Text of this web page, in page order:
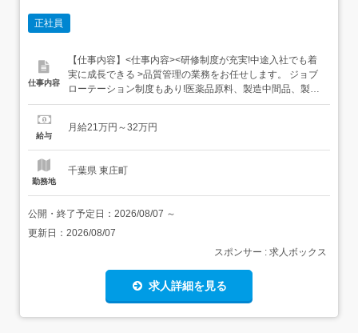
正社員
仕事内容
【仕事内容】<仕事内容><研修制度が充実!中途入社でも着
実に成長できる >品質管理の業務をお任せします。 ジョブ
ローテーション制度もあり!医薬品原料、製造中間品、製剤
などの理化学試験分析機器を使った各種分析業務(液体クロ
守点検Word、Excel、PowerPoint等を使った資料作成・数
給与
月給21万円～32万円
勤務地
千葉県 東庄町
公開・終了予定日： 2026/08/07 ～
更新日： 2026/08/07
スポンサー : 求人ボックス
求人詳細を見る